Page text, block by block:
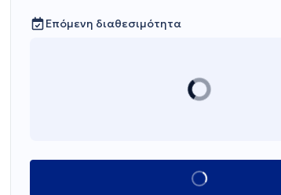
Επόμενη διαθεσιμότητα
Κλείσε ραντεβού